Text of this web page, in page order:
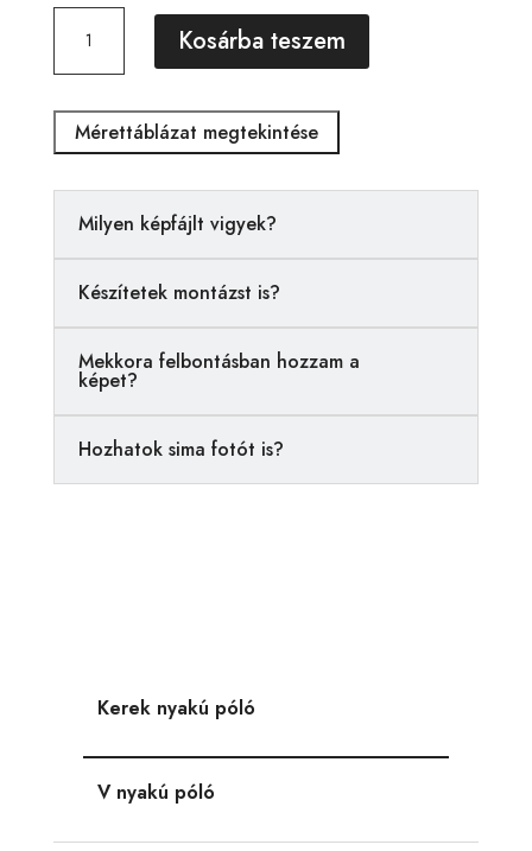
00911
Kosárba teszem
A
n
Mérettáblázat megtekintése
Milyen képfájlt vigyek?
Készítetek montázst is?
Mekkora felbontásban hozzam a
képet?
Hozhatok sima fotót is?
Kerek nyakú póló
V nyakú póló